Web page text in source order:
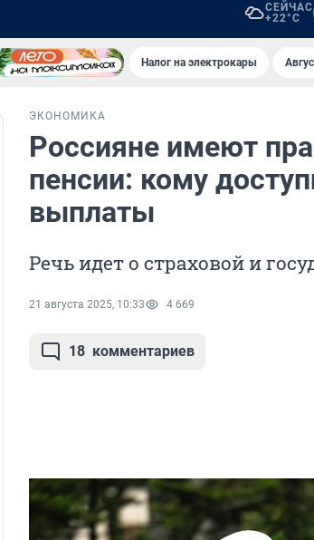
СЕЙЧАС
+22°C
Налог на электрокары
ЭКОНОМИКА
Россияне имеют
пенсии: кому
выплаты
Речь идет о страховой и
21 августа 2025, 10:33 4 669
18 комментариев